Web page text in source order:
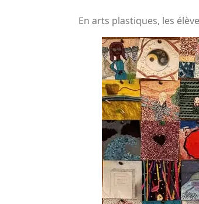
En arts plastiques, les